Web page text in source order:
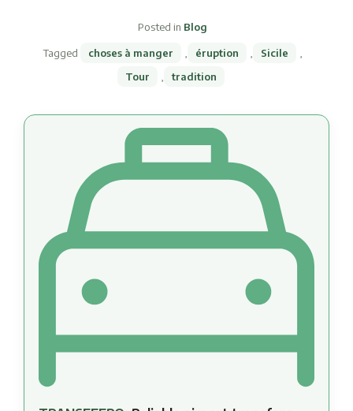
Posted in Blog
Tagged choses à manger éruption Sicile
Tour
tradition